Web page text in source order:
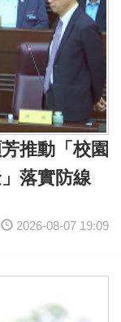
推動「校園
落實防線
2026-08-07 19:09